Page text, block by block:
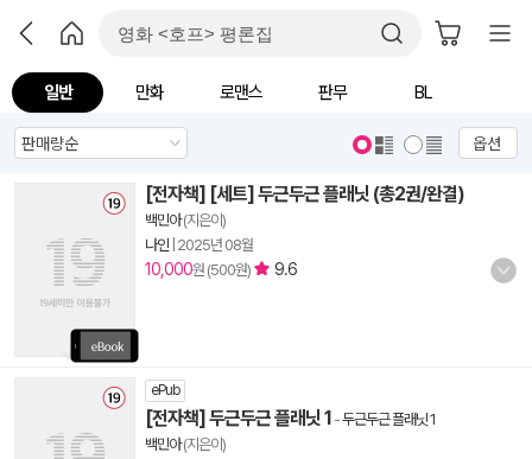
일반 만화 로맨스 판무 BL
옵션
[전자책] [세트] 두근두근 플래닛 (총2권/완결)
백민아(지은이)
나인 2025년 08월
10,000원 (500원) 9.6
ePub
[전자책] 두근두근 플래닛 1 -두근두근 플래닛 1
백민아(지은이)